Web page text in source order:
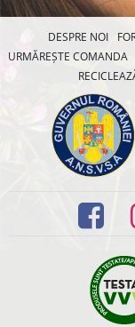
DESPRE NOI
URMĂREȘTE COMANDA